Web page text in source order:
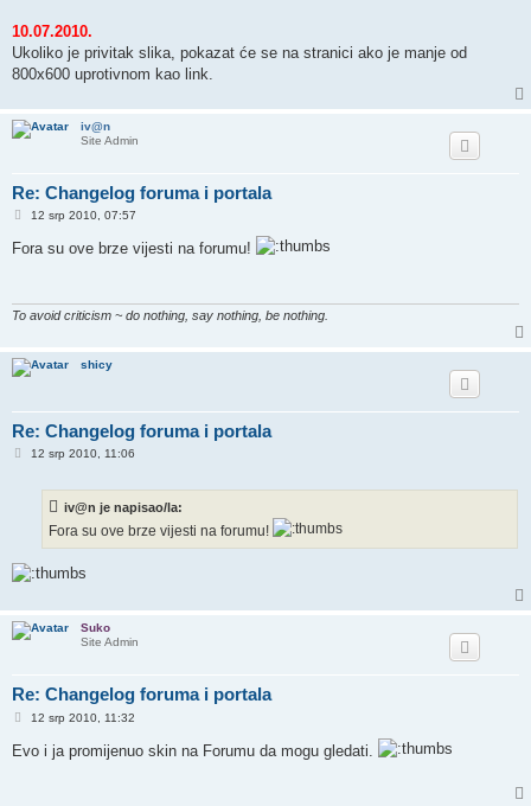
10.07.2010.
Ukoliko je privitak slika, pokazat će se na stranici ako je manje od
800x600 uprotivnom kao link.
iv@n
Site Admin
Re: Changelog foruma i portala
P
t
12 srp 2010, 07:57
Fora su ove brze vijesti na forumu!
To avoid criticism ~ do nothing, say nothing, be nothing.
shicy
Re: Changelog foruma i portala
P12 srp 2010, 11:06
iv@n je napisao/la:
Fora su ove brze vijesti na forumu!
Suko
Site Admin
Re: Changelog foruma i portala
P
t
12 srp 2010, 11:32
Evo i ja promijenuo skin na Forumu da mogu gledati.